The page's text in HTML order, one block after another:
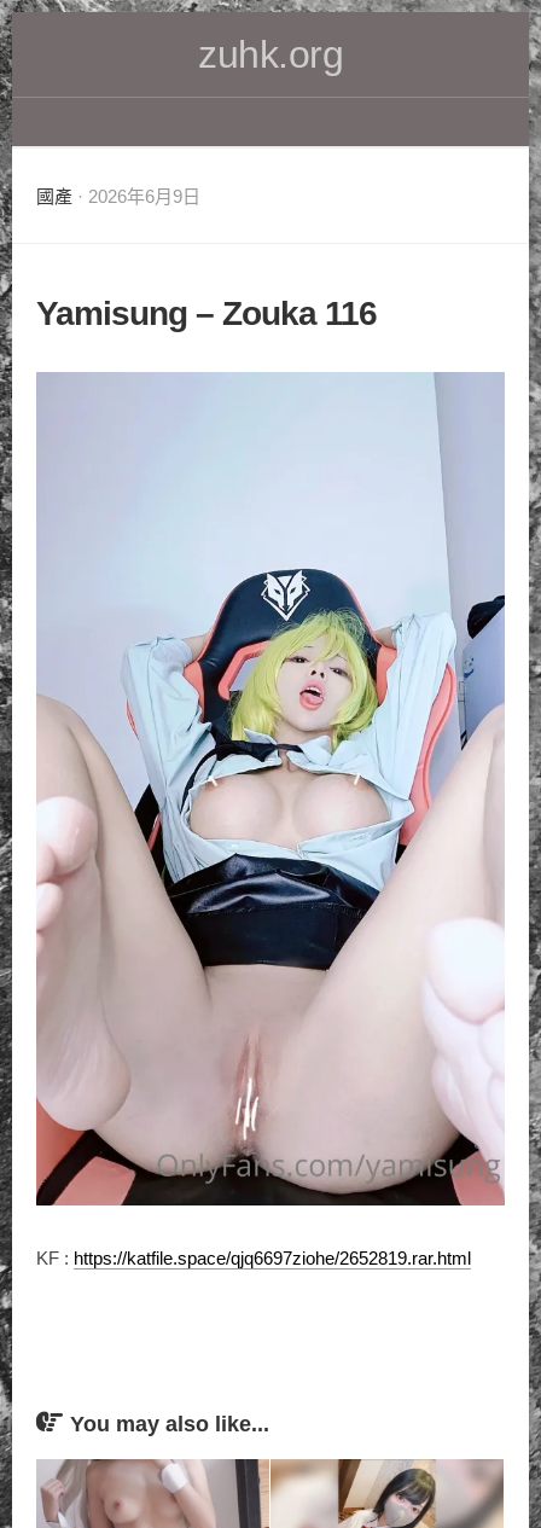
Skip
to
content
zuhk.org
國產 · 2026年6月9日
Yamisung – Zouka 116
KF : https://katfile.space/qjq6697ziohe/2652819.rar.html
You may also like...